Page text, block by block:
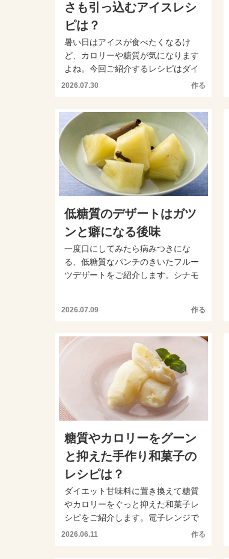
さも引っ込むアイスレシ
ピは？
暑い日はアイスが食べたくなるけ
ど、カロリーや糖質が気になります
よね。今回ご紹介するレシピはダイ
エット甘味料を使い血糖値の...
2026.07.30 作る
低糖質のデザートはガツ
ンと癖になる後味
一度口にしてみたら病みつきにな
る、低糖質なパンチのきいたフルー
ツデザートをご紹介します。シナモ
2026.07.09 作る
糖質やカロリーをグーン
と抑えた手作り和菓子の
レシピは？
ダイエット甘味料に置き換えて糖質
やカロリーをぐっと抑えた和菓子レ
シピをご紹介します。電子レンジで
作るので初心者の方でも手...
2026.06.11 作る